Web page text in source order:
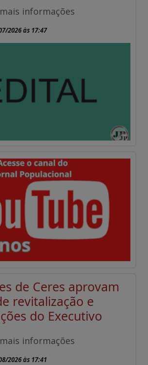
informações
2026 às 17:47
de Ceres aprovam
revitalização e
do Executivo
informações
2026 às 17:41